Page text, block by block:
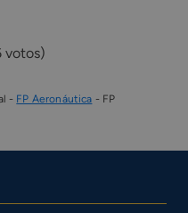
votos)
- FP Aeronáutica - FP